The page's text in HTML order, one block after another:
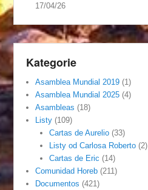
17/04/26
Kategorie
Asamblea Mundial 2019 (1)
Asamblea Mundial 2025 (4)
Asambleas (18)
Listy (109)
Cartas de Aurelio(33)
Listy od Carlosa Roberto(2)
Cartas de Eric (14)
Comunidad Horeb (211)
Documentos (421)